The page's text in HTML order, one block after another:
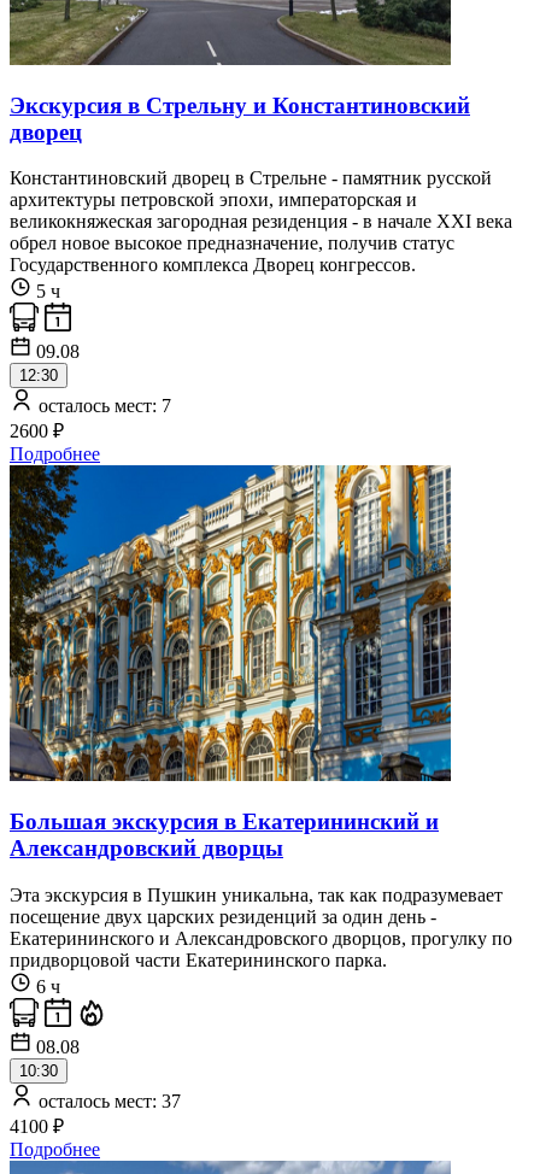
Экскурсия в Стрельну и Константиновский
дворец
Константиновский дворец в Стрельне - памятник русской
архитектуры петровской эпохи, императорская и
великокняжеская загородная резиденция - в начале XXI века
обрел новое высокое предназначение, получив статус
Государственного комплекса Дворец конгрессов.
5 ч
09.08
12:30
осталось мест: 7
2600 ₽
Подробнее
Большая экскурсия в Екатерининский и
Александровский дворцы
Эта экскурсия в Пушкин уникальна, так как подразумевает
посещение двух царских резиденций за один день -
Екатерининского и Александровского дворцов, прогулку по
придворцовой части Екатерининского парка.
6 ч
08.08
10:30
осталось мест: 37
4100 ₽
Подробнее